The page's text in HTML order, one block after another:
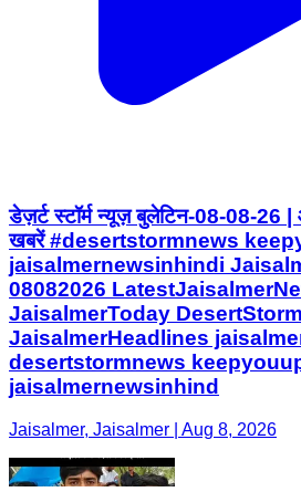
डेज़र्ट स्टॉर्म न्यूज़ बुलेटिन-08-08-
खबरें #desertstormnews
jaisalmernewsinhindi
08082026
JaisalmerToday
JaisalmerHeadlines
desertstormnews
jaisalmernewsinhind
Jaisalmer, Jaisalmer | Aug 8, 2026